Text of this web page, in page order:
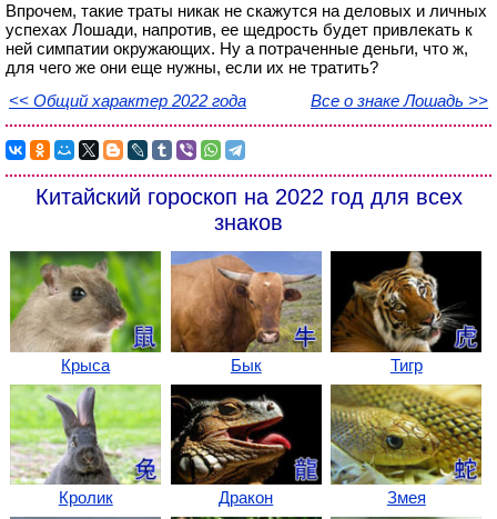
Впрочем, такие траты никак не скажутся на деловых и личных
успехах Лошади, напротив, ее щедрость будет привлекать к
ней симпатии окружающих. Ну а потраченные деньги, что ж,
для чего же они еще нужны, если их не тратить?
<< Общий характер 2022 года
Все о знаке Лошадь >>
Китайский гороскоп на 2022 год для всех
знаков
Крыса Бык Тигр
Кролик Дракон Змея